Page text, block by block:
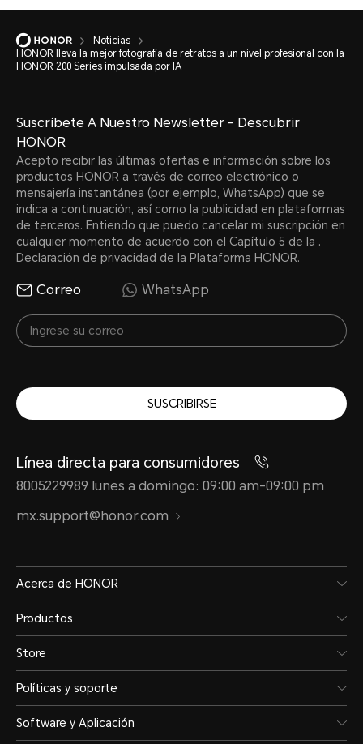
Noticias
HONOR lleva la mejor fotografía de retratos a un nivel profesional con la
HONOR 200 Series impulsada por IA
Suscríbete A Nuestro Newsletter - Descubrir
HONOR
Acepto recibir las últimas ofertas e información sobre los
productos HONOR a través de correo electrónico o
mensajería instantánea (por ejemplo, WhatsApp) que se
indica a continuación, así como la publicidad en plataformas
de terceros. Entiendo que puedo cancelar mi suscripción en
cualquier momento de acuerdo con el Capítulo 5 de la .
Declaración de privacidad de la Plataforma HONOR.
Correo WhatsApp
SUSCRIBIRSE
Línea directa para consumidores
8005229989 lunes a domingo: 09:00 am-09:00 pm
mx.support@honor.com
Acerca de HONOR
Productos
Store
Políticas y soporte
Software y Aplicación